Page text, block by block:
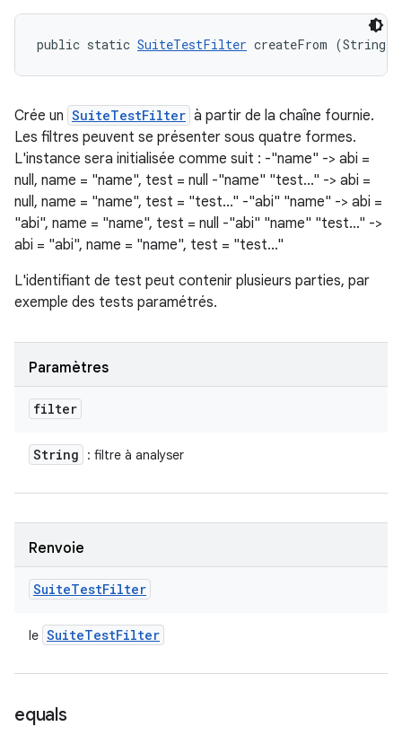
public static SuiteTestFilter createFrom
Crée un SuiteTestFilter à partir de la chaîne fournie.
Les filtres peuvent se présenter sous quatre formes.
L'instance sera initialisée comme suit : -"name" -> abi =
null, name = "name", test = null -"name" "test..." -> abi =
null, name = "name", test = "test..." -"abi" "name" -> abi =
"abi", name = "name", test = null -"abi" "name" "test..." ->
abi = "abi", name = "name", test = "test..."
L'identifiant de test peut contenir plusieurs parties, par
exemple des tests paramétrés.
Paramètres
filter
String : filtre à analyser
Renvoie
SuiteTestFilter
le SuiteTestFilter
equals